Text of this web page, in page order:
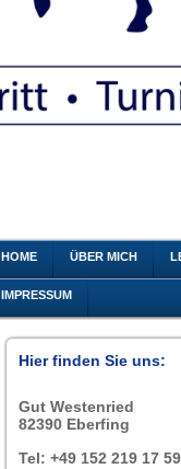
HOME ÜBER MICH
IMPRESSUM
Hier finden Sie uns:
Gut Westenried
82390 Eberfing
Tel: +49 152 219 17